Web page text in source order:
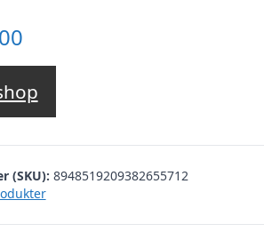
(SKU): 8948519209382655712